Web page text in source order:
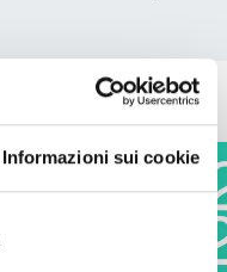
Informazioni sui cookie